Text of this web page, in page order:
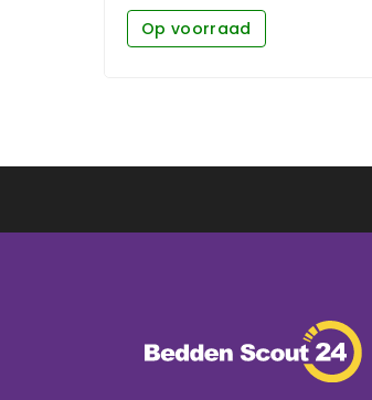
Op voorraad